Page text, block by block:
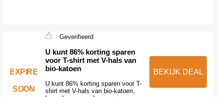
EXPIRE
SOON
Geverifieerd
U kunt 86% korting sparen
voor T-shirt met V-hals van
bio-katoen
U kunt 86% korting sparen voor T-
shirt met V-hals van bio-katoen,
BEKIJK DEAL